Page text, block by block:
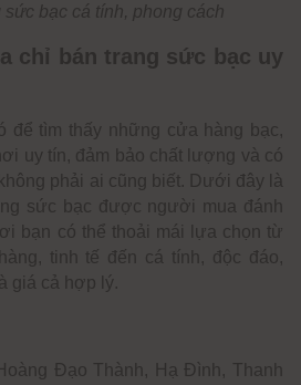
sức bạc cá tính, phong cách
chỉ bán trang sức bạc uy
để tìm thấy những cửa hàng bạc,
uy tín, đảm bảo chất lượng và có
phải ai cũng biết. Dưới đây là
sức bạc được người mua đánh
bạn có thể thoải mái lựa chọn từ
tinh tế đến cá tính, độc đáo,
giá cả hợp lý.
Đạo Thành, Hạ Đình, Thanh